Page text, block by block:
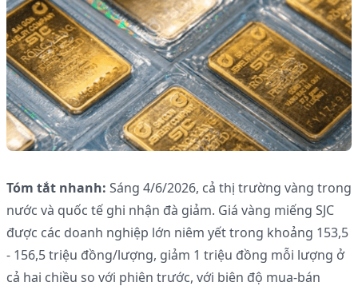
Tóm tắt nhanh: Sáng 4/6/2026, cả thị trường vàng trong
nước và quốc tế ghi nhận đà giảm. Giá vàng miếng SJC
được các doanh nghiệp lớn niêm yết trong khoảng 153,5
- 156,5 triệu đồng/lượng, giảm 1 triệu đồng mỗi lượng ở
cả hai chiều so với phiên trước, với biên độ mua-bán